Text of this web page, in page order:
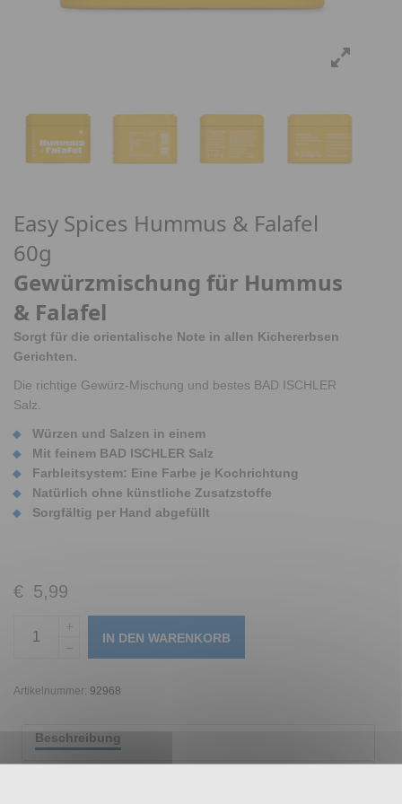
Easy Spices Hummus & Falafel
60g
Gewürzmischung für Hummus
& Falafel
Sorgt für die orientalische Note in allen Kichererbsen
Gerichten.
Die richtige Gewürz-Mischung und bestes BAD ISCHLER
Salz.
Würzen und Salzen in einem
Mit feinem BAD ISCHLER Salz
Farbleitsystem: Eine Farbe je Kochrichtung
Natürlich ohne künstliche Zusatzstoffe
Sorgfältig per Hand abgefüllt
€ 5,99
IN DEN WARENKORB
Artikelnummer: 92968
Beschreibung